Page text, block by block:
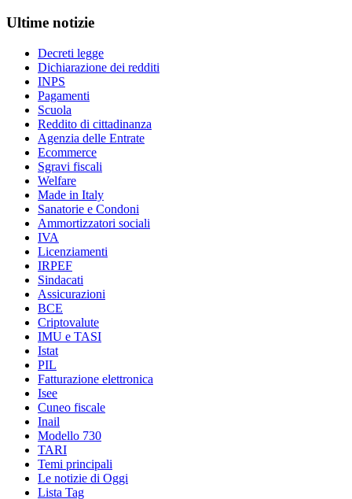
Ultime notizie
Decreti legge
Dichiarazione dei redditi
INPS
Pagamenti
Scuola
Reddito di cittadinanza
Agenzia delle Entrate
Ecommerce
Sgravi fiscali
Welfare
Made in Italy
Sanatorie e Condoni
Ammortizzatori sociali
IVA
Licenziamenti
IRPEF
Sindacati
Assicurazioni
BCE
Criptovalute
IMU e TASI
Istat
PIL
Fatturazione elettronica
Isee
Cuneo fiscale
Inail
Modello 730
TARI
Temi principali
Le notizie di Oggi
Lista Tag